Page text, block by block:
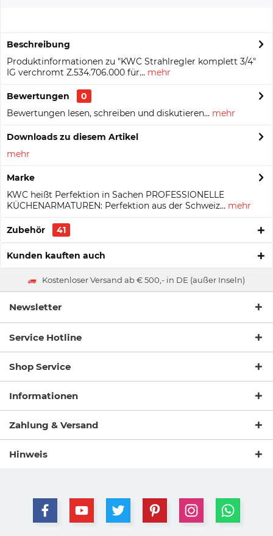
Beschreibung
Produktinformationen zu "KWC Strahlregler komplett 3/4"
IG verchromt Z.534.706.000 für... mehr
Bewertungen
0
Bewertungen lesen, schreiben und diskutieren... mehr
Downloads zu diesem Artikel
mehr
Marke
KWC heißt Perfektion in Sachen PROFESSIONELLE
KÜCHENARMATUREN: Perfektion aus der Schweiz... mehr
Zubehör 41
Kunden kauften auch
Kostenloser Versand ab € 500,- in DE (außer Inseln)
Newsletter
Service Hotline
Shop Service
Informationen
Zahlung & Versand
Hinweis